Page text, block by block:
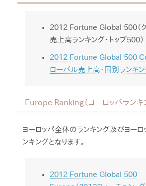
2012 Fortune Global 500（
売上高ランキング・トップ500）
2012 Fortune Global 500
ローバル売上高・国別ランキン
Europe Ranking（ヨーロッパランキ
ヨーロッパ全体のランキング及びヨー
ンキングとなります。
2012 Fortune Global 500